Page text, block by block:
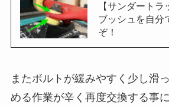
【サンダート
ブッシュを自分
ぞ！
またボルトが緩みやすく少し滑
める作業が辛く再度交換する事に